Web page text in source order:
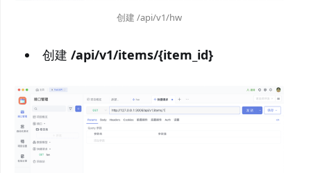
创建 /api/v1/hw
创建 /api/v1/items/{item_id}